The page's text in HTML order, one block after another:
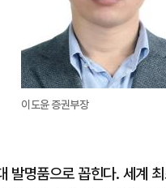
이도윤 증권부장
발명품으로 꼽힌다. 세계